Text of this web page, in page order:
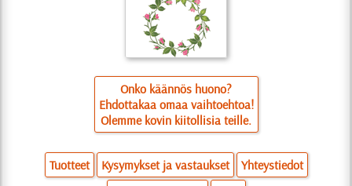
Onko käännös huono?
Ehdottakaa omaa vaihtoehtoa!
Olemme kovin kiitollisia teille.
Tuotteet Kysymykset ja vastaukset
Yhteystiedot